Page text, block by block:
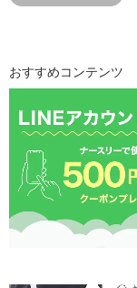
おすすめコンテンツ